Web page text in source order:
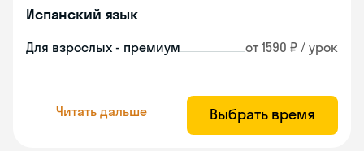
Испанский язык
Для взрослых - премиум от 1590 ₽ / урок
Читать дальше Выбрать время